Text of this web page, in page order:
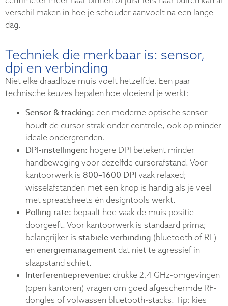
verschil maken in hoe je schouder aanvoelt na een lange
dag.
Techniek die merkbaar is: sensor,
dpi en verbinding
Niet elke draadloze muis voelt hetzelfde. Een paar
technische keuzes bepalen hoe vloeiend je werkt:
Sensor & tracking: een moderne optische sensor
houdt de cursor strak onder controle, ook op minder
ideale ondergronden.
DPI-instellingen: hogere DPI betekent minder
handbeweging voor dezelfde cursorafstand. Voor
kantoorwerk is 800–1600 DPI vaak relaxed;
wisselafstanden met een knop is handig als je veel
met spreadsheets én designtools werkt.
Polling rate: bepaalt hoe vaak de muis positie
doorgeeft. Voor kantoorwerk is standaard prima;
belangrijker is stabiele verbinding (bluetooth of RF)
en energiemanagement dat niet te agressief in
slaapstand schiet.
Interferentiepreventie: drukke 2,4 GHz-omgevingen
(open kantoren) vragen om goed afgeschermde RF-
dongles of volwassen bluetooth-stacks. Tip: kies